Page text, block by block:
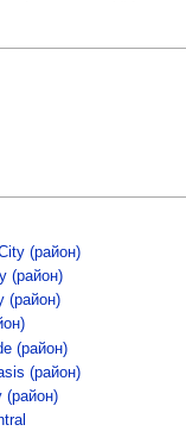
(район)
(район)
(район)
(район)
(район)
(район)